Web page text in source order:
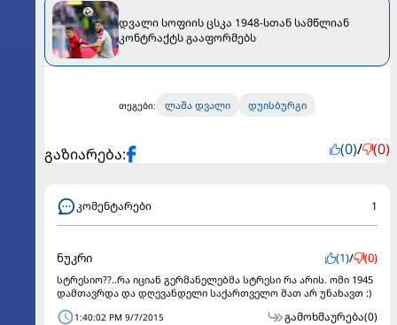
დვალი სოფიის ცსკა 1948-სთან სამწლიან
კონტრაქტს გააფორმებს
თეგები: ლაშა დვალი დუისბურგი
გაზიარება: (0)/ (0)
კომენტარები 1
ნუკრი (1)/ (0)
სტრესიო??..რა იციან გერმანელებმა სტრესი რა არის. ომი 1945
დამთავრდა და დღევანდელი საქართველო მათ არ უნახავთ :)
1:40:02 PM 9/7/2015 გამოხმაურება(0)